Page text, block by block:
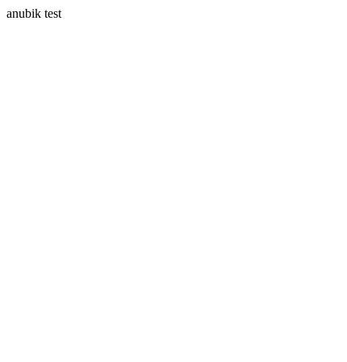
anubik test